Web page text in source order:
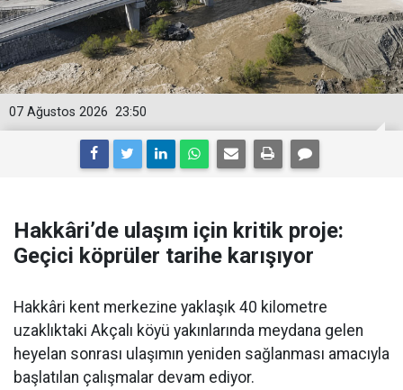
23:50
07 Ağustos 2026
Hakkâri’de ulaşım için kritik proje:
Geçici köprüler tarihe karışıyor
Hakkâri kent merkezine yaklaşık 40 kilometre
uzaklıktaki Akçalı köyü yakınlarında meydana gelen
heyelan sonrası ulaşımın yeniden sağlanması amacıyla
başlatılan çalışmalar devam ediyor.